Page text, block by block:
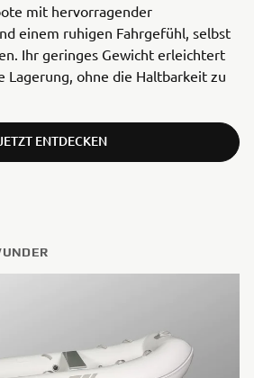
mit hervorragender
einem ruhigen Fahrgefühl, selbst
Ihr geringes Gewicht erleichtert
Lagerung, ohne die Haltbarkeit zu
ENTDECKEN